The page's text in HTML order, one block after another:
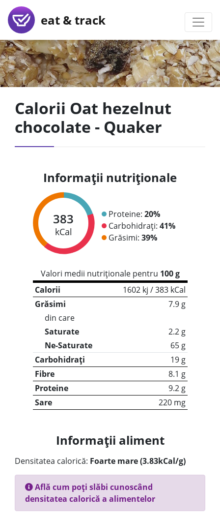
eat & track
Calorii Oat hezelnut
chocolate - Quaker
Informații nutriționale
383
kCal
Proteine: 20%
Carbohidrați: 41%
Grăsimi: 39%
Valori medii nutriționale pentru 100 g
Calorii
1602 kj / 383 kCal
Grăsimi
7.9 g
din care
Saturate
2.2 g
Ne-Saturate
65 g
Carbohidrați
19 g
Fibre
8.1 g
Proteine
9.2 g
Sare
220 mg
Informații aliment
Densitatea calorică: Foarte mare (3.83kCal/g)
Află cum poți slăbi cunoscând
densitatea calorică a alimentelor